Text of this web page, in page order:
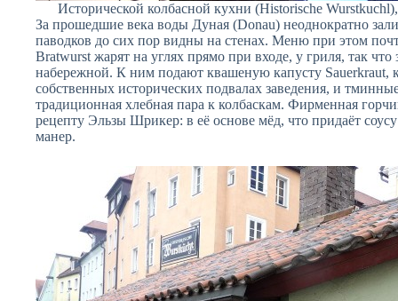
Исторической колбасной кухни (Historische
За прошедшие века воды Дуная (Donau) неоднократно
паводков до сих пор видны на стенах. Меню при этом
Bratwurst жарят на углях прямо при входе, у гриля, так что
набережной. К ним подают квашеную капусту Sauerkraut,
собственных исторических подвалах заведения, и
традиционная хлебная пара к колбаскам. Фирменная
рецепту Эльзы Шрикер: в её основе мёд, что придаёт
манер.